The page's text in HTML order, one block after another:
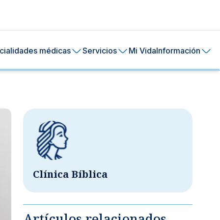
médicas
de tu piel.
Servicios
horas.
Mi VidaInformación
Clínica Bíblica